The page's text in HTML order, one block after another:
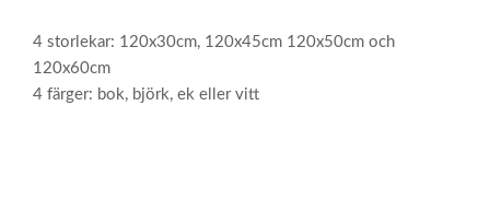
4 storlekar: 120x30cm, 120x45cm 120x50cm och
120x60cm
4 färger: bok, björk, ek eller vitt